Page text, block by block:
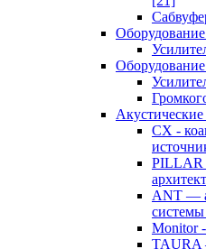
CX -
PILLAR
ANT —
Monitor
TAURA